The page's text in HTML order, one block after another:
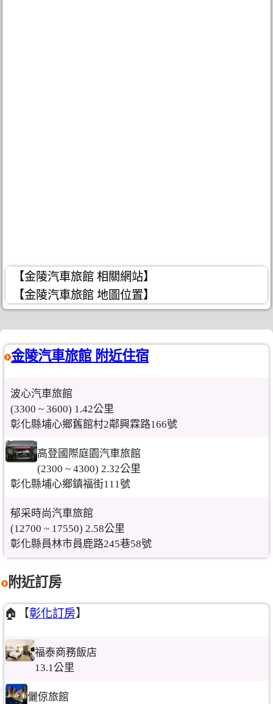
【金陵汽車旅館 相關網站】
【金陵汽車旅館 地圖位置】
金陵汽車旅館 附近住宿
波心汽車旅館
(3300 ~ 3600) 1.42公里
彰化縣埔心鄉舊館村2鄰興霖路166號
高登國際庭園汽車旅館
(2300 ~ 4300) 2.32公里
彰化縣埔心鄉鎮福街111號
郁采時尚汽車旅館
(12700 ~ 17550) 2.58公里
彰化縣員林市員鹿路245巷58號
附近訂房
🏠【彰化訂房】
福泰商務飯店
13.1公里
儷倞旅館